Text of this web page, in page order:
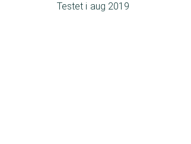
Testet i aug 2019